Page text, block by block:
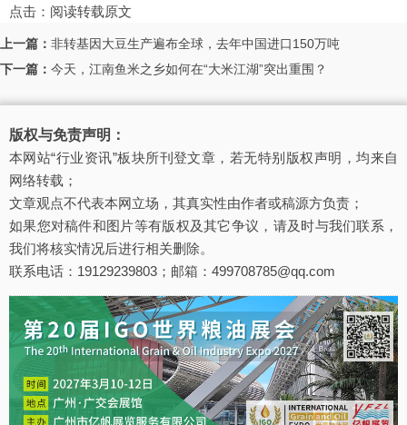
点击： 阅读转载原文
上一篇： 非转基因大豆生产遍布全球，去年中国进口150万吨
下一篇： 今天，江南鱼米之乡如何在“大米江湖”突出重围？
版权与免责声明：
本网站“行业资讯”板块所刊登文章，若无特别版权声明，均来自
网络转载；
文章观点不代表本网立场，其真实性由作者或稿源方负责；
如果您对稿件和图片等有版权及其它争议，请及时与我们联系，
我们将核实情况后进行相关删除。
联系电话：19129239803；邮箱：499708785@qq.com